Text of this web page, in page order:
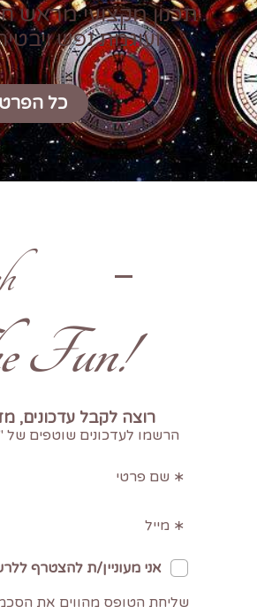
תכנון מקצועי מראש
ועוגמת נפש
כל
!Don't Miss The Fun